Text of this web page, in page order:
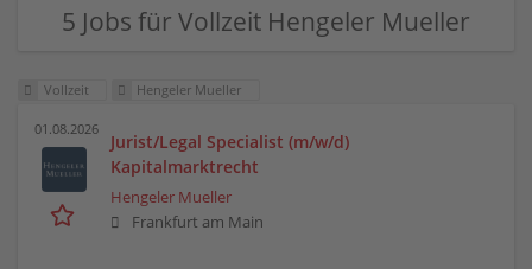
5 Jobs für Vollzeit Hengeler Mueller
Vollzeit Hengeler Mueller
01.08.2026
Jurist/Legal Specialist (m/w/d)
Kapitalmarktrecht
Hengeler Mueller
Frankfurt am Main